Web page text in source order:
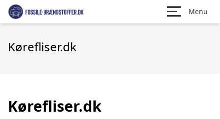
Menu
Kørefliser.dk
Kørefliser.dk